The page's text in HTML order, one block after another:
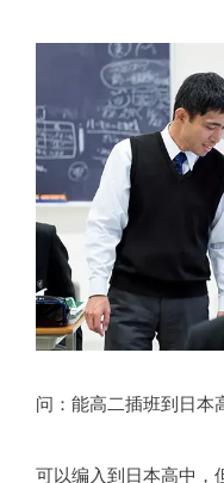
问：能高二插班到日本
可以编入到日本高中，